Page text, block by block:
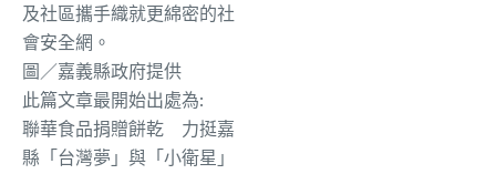
及社區攜手織就更綿密的社
會安全網。
圖／嘉義縣政府提供
此篇文章最開始出處為:
聯華食品捐贈餅乾 力挺嘉
縣「台灣夢」與「小衛星」